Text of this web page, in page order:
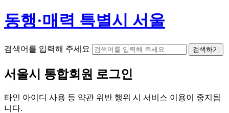
동행·매력 특별시 서울
검색어를 입력해 주세요 검색하기
서울시 통합회원 로그인
타인 아이디 사용 등 약관 위반 행위 시 서비스 이용이 중지됩
니다.